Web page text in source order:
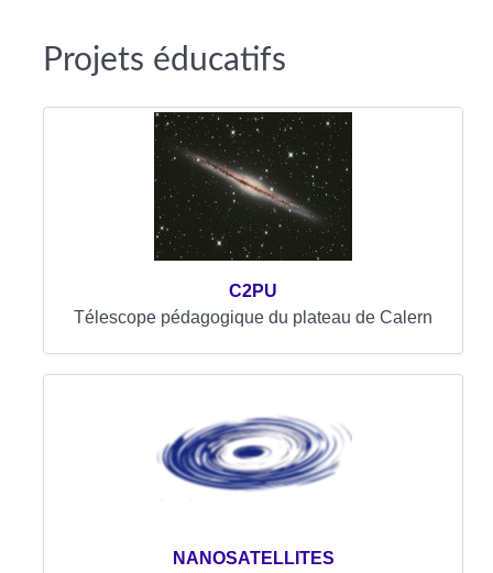
Projets éducatifs
C2PU
Télescope pédagogique du plateau de Calern
NANOSATELLITES